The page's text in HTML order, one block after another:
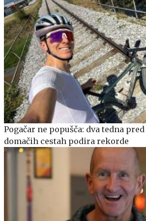
Pogačar ne popušča: dva tedna
domačih cestah podira rekorde